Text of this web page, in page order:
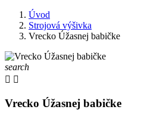
Úvod
Strojová výšivka
Vrecko Úžasnej babičke
search
 
Vrecko Úžasnej babičke